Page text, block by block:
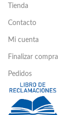
Tienda
Contacto
Mi cuenta
Finalizar compra
Pedidos